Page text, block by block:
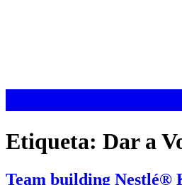
Etiqueta: Dar a
Team building Nestlé®